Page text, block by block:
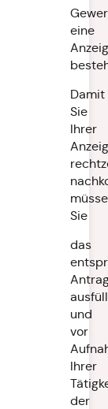
eine
Damit
Sie
Ihrer
Sie
das
und
vor
Ihrer
der